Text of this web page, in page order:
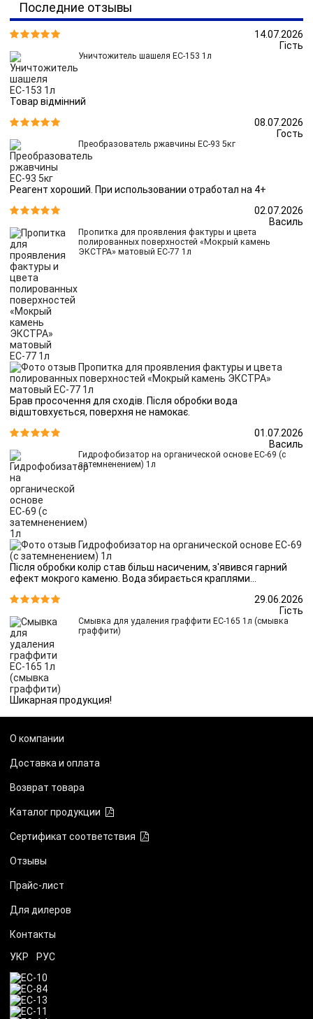
Последние отзывы


14.07.2026
Гість
Уничтожитель шашеля ЕС-153 1л
Товар відмінний


08.07.2026
Гость
Преобразователь ржавчины ЕС-93 5кг
Реагент хороший. При использовании отработал на 4+


02.07.2026
Василь
Пропитка для проявления фактуры и цвета
полированных поверхностей «Мокрый камень
ЭКСТРА» матовый ЕС-77 1л
Брав просочення для сходів. Після обробки вода
відштовхується, поверхня не намокає.


01.07.2026
Василь
Гидрофобизатор на органической основе ЕС-69 (с
затемненением) 1л
Після обробки колір став більш насиченим, з'явився гарний
ефект мокрого каменю. Вода збирається краплями...


29.06.2026
Гість
Смывка для удаления граффити ЕС-165 1л (смывка
граффити)
Шикарная продукция!
О компании
Доставка и оплата
Возврат товара
Каталог продукции
Сертификат соответствия
Отзывы
Прайс-лист
Для дилеров
Контакты
УКР РУС